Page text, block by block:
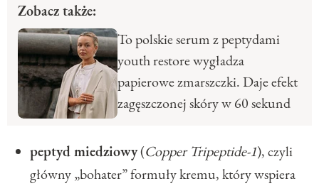
Zobacz także:
To polskie serum z peptydami
youth restore wygładza
papierowe zmarszczki. Daje efekt
zagęszczonej skóry w 60 sekund
peptyd miedziowy(Copper Tripeptide-1), czyli
główny „bohater” formuły kremu, który wspiera